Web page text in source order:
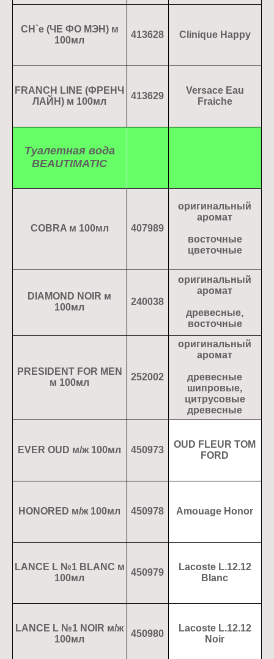
СН`e (ЧЕ ФО МЭН) м
100мл
413628 Clinique Happy
FRANCH LINE (ФРЕНЧ
ЛАЙН) м 100мл
413629
Versace Eau
Fraiche
Туалетная вода
BEAUTIMATIC
COBRA м 100мл 407989
оригинальный
аромат
восточные
цветочные
DIAMOND NOIR м
100мл
240038
оригинальный
аромат
древесные,
восточные
PRESIDENT FOR MEN
м 100мл
252002
оригинальный
аромат
древесные
шипровые,
цитрусовые
древесные
EVER OUD м/ж 100мл 450973
OUD FLEUR TOM
FORD
HONORED м/ж 100мл 450978 Amouage Honor
LANCE L №1 BLANC м
100мл
450979
Lacoste L.12.12
Blanc
LANCE L №1 NOIR м/ж
100мл
450980
Lacoste L.12.12
Noir